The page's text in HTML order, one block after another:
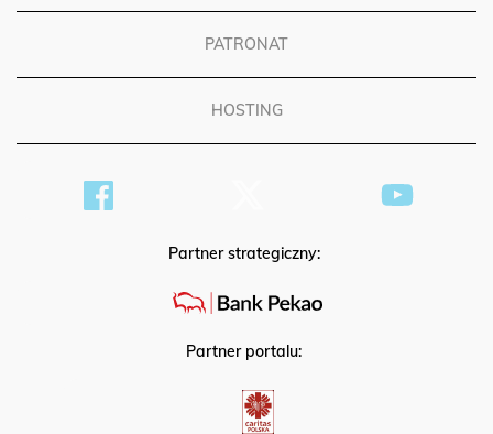
PATRONAT
HOSTING
Partner strategiczny:
Partner portalu: